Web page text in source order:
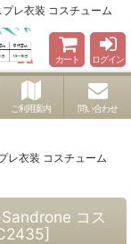
レ衣装 コスチューム
カート ログイン
ご利用案内 問い合わせ
レ衣装 コスチューム
コス
]